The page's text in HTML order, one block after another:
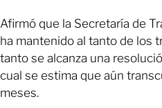
Afirmó que la Secretaría de
ha mantenido al tanto de los
tanto se alcanza una
cual se estima que aún
meses.